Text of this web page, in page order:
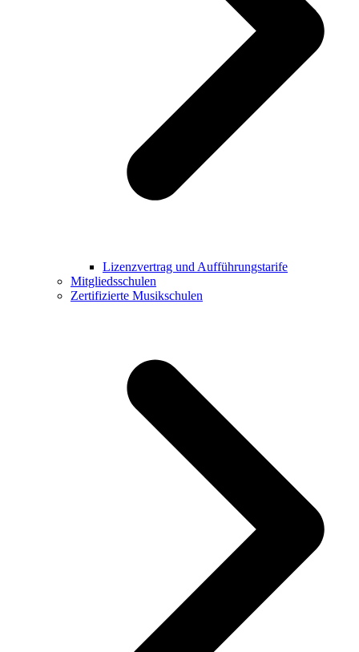
Lizenzvertrag und Aufführungstarife
Mitgliedsschulen
Zertifizierte Musikschulen